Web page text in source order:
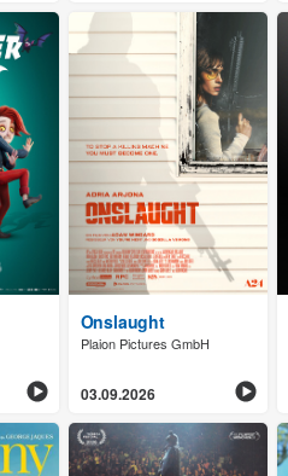
Onslaught
Plaion Pictures GmbH
03.09.2026